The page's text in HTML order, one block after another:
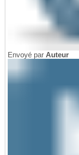
Envoyé par Auteur